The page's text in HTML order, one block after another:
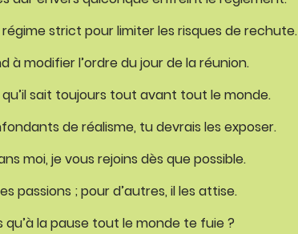
régime strict pour limiter les risques de rechute.
à modifier l’ordre du jour de la réunion.
sait toujours tout avant tout le monde.
de réalisme, tu devrais les exposer.
moi, je vous rejoins dès que possible.
passions ; pour d’autres, il les attise.
la pause tout le monde te fuie ?